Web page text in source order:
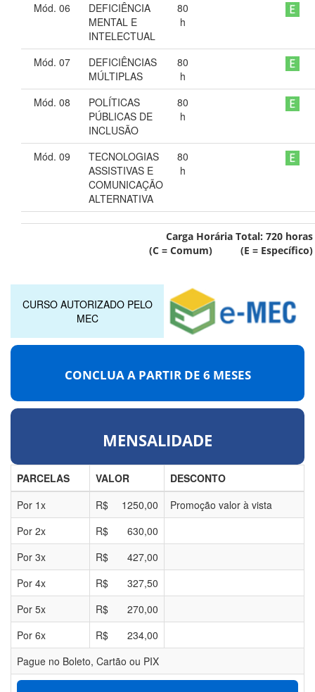
Mód. 06
DEFICIÊNCIA
MENTAL E
INTELECTUAL
80
h
Mód. 07
DEFICIÊNCIAS
MÚLTIPLAS
80
h
Mód. 08
POLÍTICAS
PÚBLICAS DE
INCLUSÃO
80
h
Mód. 09
TECNOLOGIAS
ASSISTIVAS E
COMUNICAÇÃO
ALTERNATIVA
80
h
Carga Horária Total: 720 horas
(C = Comum) (E = Específico)
CURSO AUTORIZADO PELO
MEC
CONCLUA A PARTIR DE 6 MESES
MENSALIDADE
PARCELAS VALOR
DESCONTO
Por 1x R$ 1250,00
Promoção valor à vista
Por 2x R$
630,00
Por 3x R$
427,00
Por 4x R$
327,50
Por 5x R$
270,00
Por 6x R$
234,00
Pague no Boleto, Cartão ou PIX